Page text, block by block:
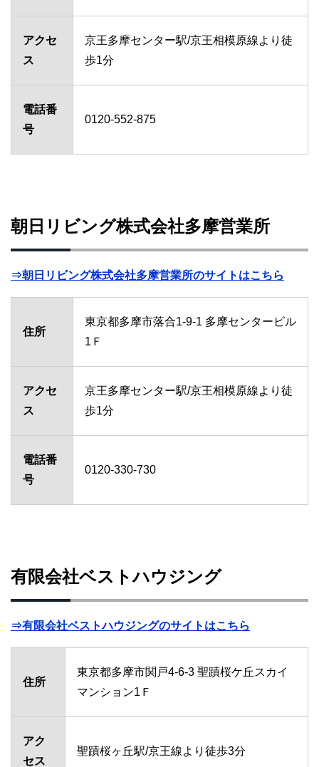
アクセ
ス
京王多摩センター駅/京王相模原線より徒
歩1分
電話番
号
0120-552-875
朝日リビング株式会社多摩営業所
⇒朝日リビング株式会社多摩営業所のサイトはこちら
住所
東京都多摩市落合1-9-1 多摩センタービル
1Ｆ
アクセ
ス
京王多摩センター駅/京王相模原線より徒
歩1分
電話番
号
0120-330-730
有限会社ベストハウジング
⇒有限会社ベストハウジングのサイトはこちら
住所
東京都多摩市関戸4-6-3 聖蹟桜ケ丘スカイ
マンション1Ｆ
アク
セス
聖蹟桜ヶ丘駅/京王線より徒歩3分